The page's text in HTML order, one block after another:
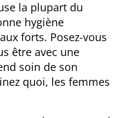
la plupart du
hygiène
forts. Posez-vous
être avec une
soin de son
quoi, les femmes